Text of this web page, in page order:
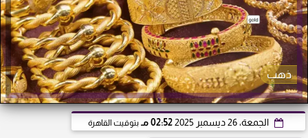
ذهب
الجمعة، 26 ديسمبر 2025 02:52 مـ بتوقيت القاهرة